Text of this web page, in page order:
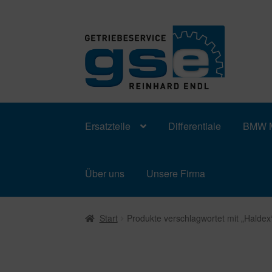
Zur
Navigation
springen
Zum
Inhalt
springen
Ersatzteile Differentiale BMW
Über uns Unsere Firma
Start Produkte verschlagwortet mit